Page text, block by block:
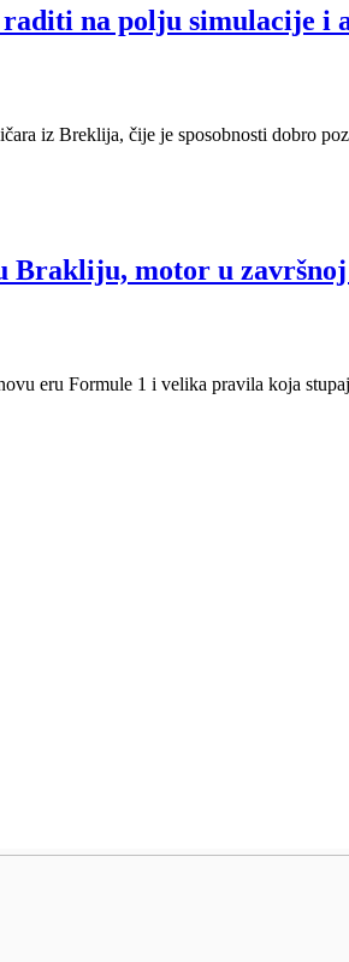
na polju simulacije i
iz Breklija, čije je sposobnosti dobro
Brakliju, motor u
eru Formule 1 i velika pravila koja